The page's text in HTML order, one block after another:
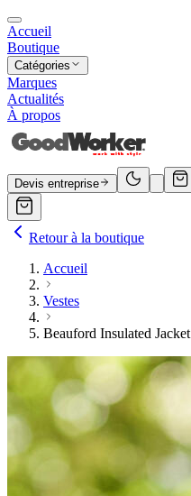
Accueil
Boutique
Catégories
Marques
Actualités
À propos
Devis entreprise
Retour à la boutique
Accueil
Vestes
Beauford Insulated Jacket